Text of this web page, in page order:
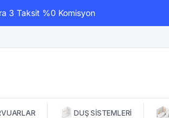
3 Taksit %0 Komisyon
DUŞ SİSTEMLERİ